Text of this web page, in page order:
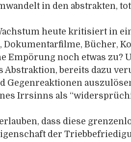
in den abstrakten,
heute kritisiert in
Dokumentarfilme, Bücher,
Empörung noch etwas zu?
Abstraktion, bereits dazu
Gegenreaktionen
Irrsinns als
dass diese
der